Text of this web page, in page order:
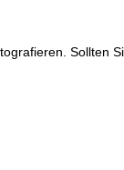
Sollten